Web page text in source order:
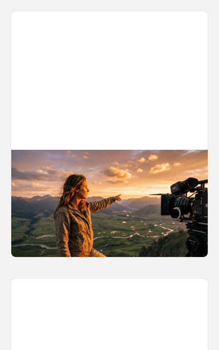
AI World Building for Content Creators:
A More Consistent Approach to AI
Content
Learn why building persistent AI worlds beats
one-off video generation for content creators,
and how to create such 3D environments with
OpenArt Worlds.
March 26, 2026